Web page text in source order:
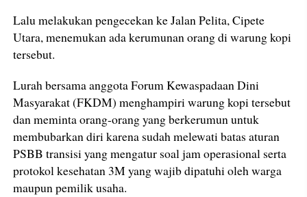
Lalu melakukan pengecekan ke Jalan Pelita, Cipete
Utara, menemukan ada kerumunan orang di warung kopi
tersebut.
Lurah bersama anggota Forum Kewaspadaan Dini
Masyarakat (FKDM) menghampiri warung kopi tersebut
dan meminta orang-orang yang berkerumun untuk
membubarkan diri karena sudah melewati batas aturan
PSBB transisi yang mengatur soal jam operasional serta
protokol kesehatan 3M yang wajib dipatuhi oleh warga
maupun pemilik usaha.